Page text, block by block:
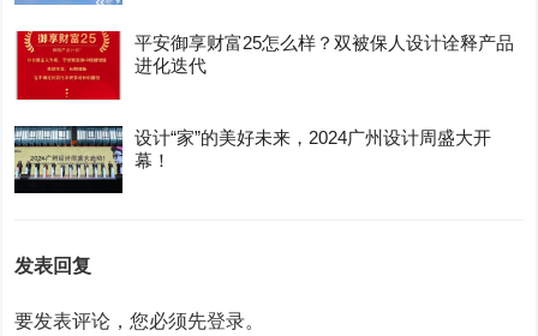
平安御享财富25怎么样？双被保人设计诠释产品
进化迭代
设计“家”的美好未来，2024广州设计周盛大开
幕！
发表回复
要发表评论，您必须先登录。